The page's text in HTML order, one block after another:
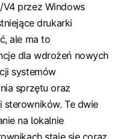
przez Windows
drukarki
ale ma to
dla wdrożeń nowych
systemów
sprzętu oraz
sterowników. Te dwie
na lokalnie